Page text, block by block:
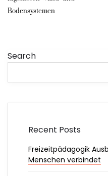
Bodensystemen
Search
Recent Posts
Freizeitpädagogik
Menschen verbindet